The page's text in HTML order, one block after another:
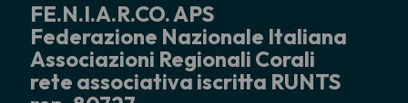
FE.N.I.A.R.CO. APS
Federazione Nazionale Italiana
Associazioni Regionali Corali
rete associativa iscritta RUNTS